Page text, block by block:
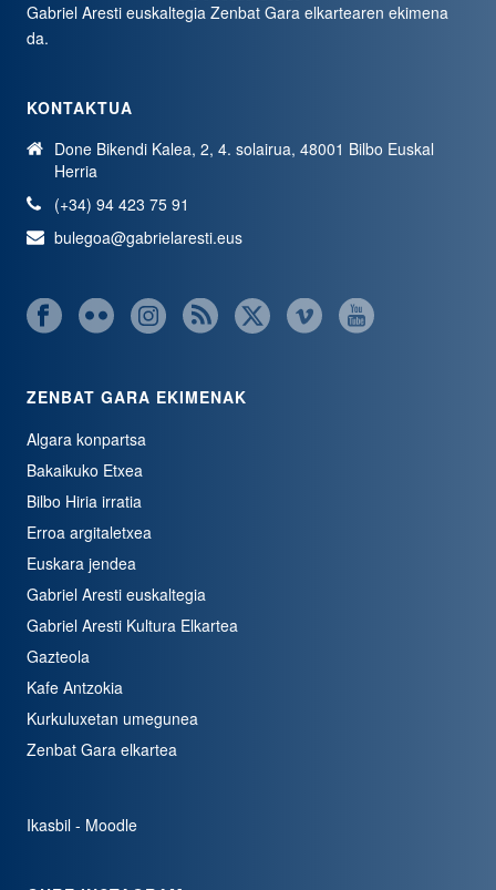
Gabriel Aresti euskaltegiaZenbat Gara elkartearen ekimena
da.
KONTAKTUA
Done Bikendi Kalea, 2, 4. solairua, 48001 Bilbo Euskal
Herria
(+34) 94 423 75 91
bulegoa@gabrielaresti.eus
ZENBAT GARA EKIMENAK
Algara konpartsa
Bakaikuko Etxea
Bilbo Hiria irratia
Erroa argitaletxea
Euskara jendea
Gabriel Aresti euskaltegia
Gabriel Aresti Kultura Elkartea
Gazteola
Kafe Antzokia
Kurkuluxetan umegunea
Zenbat Gara elkartea
Ikasbil - Moodle